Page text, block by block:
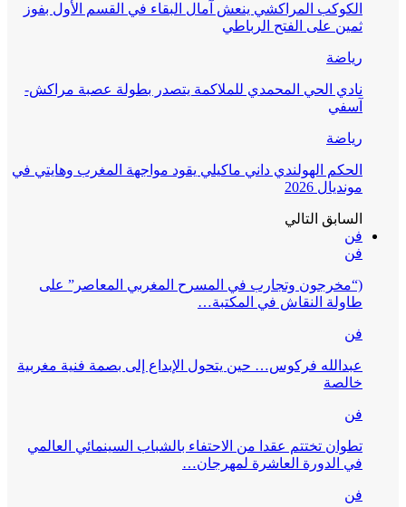
الكوكب المراكشي ينعش آمال البقاء في القسم الأول بفوز
ثمين على الفتح الرباطي
رياضة
نادي الحي المحمدي للملاكمة يتصدر بطولة عصبة مراكش-
آسفي
رياضة
الحكم الهولندي داني ماكيلي يقود مواجهة المغرب وهايتي في
مونديال 2026
السابق التالي
فن
فن
(“مخرجون وتجارب في المسرح المغربي المعاصر” على
طاولة النقاش في المكتبة…
فن
عبدالله فركوس… حين يتحول الإبداع إلى بصمة فنية مغربية
خالصة
فن
تطوان تختتم عقدا من الاحتفاء بالشباب السينمائي العالمي
في الدورة العاشرة لمهرجان…
فن